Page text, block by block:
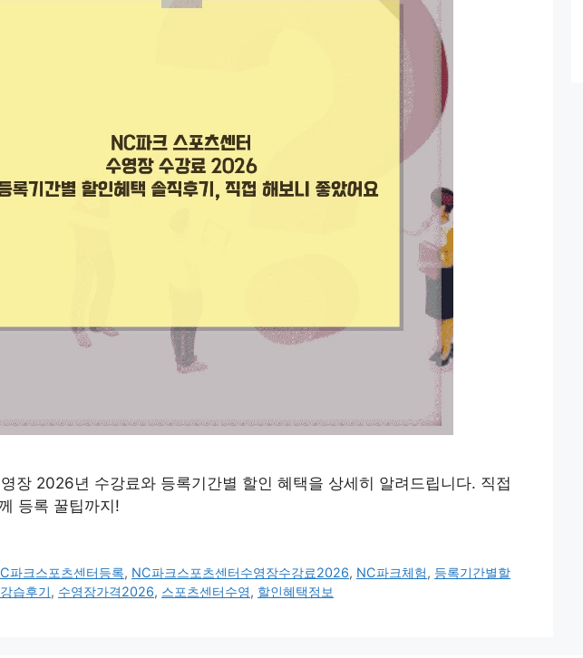
장 2026년 수강료와 등록기간별 할인 혜택을 상세히 알려드립니다. 직접
등록 꿀팁까지!
파크스포츠센터등록, NC파크스포츠센터수영장수강료2026, NC파크체험, 등록기간별할
습후기, 수영장가격2026, 스포츠센터수영, 할인혜택정보